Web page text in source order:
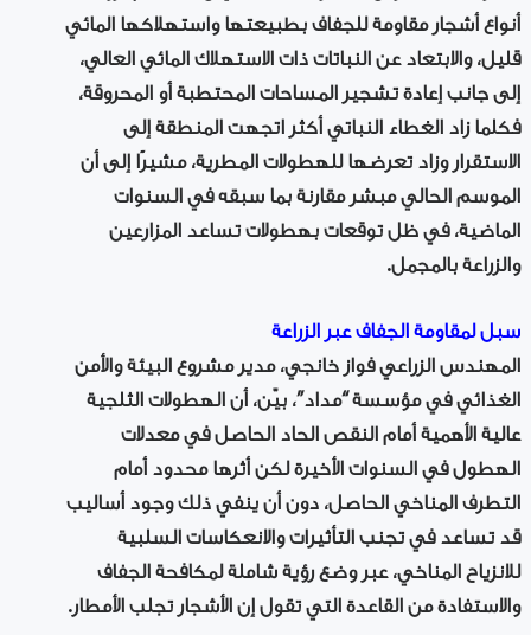
أنواع أشجار مقاومة للجفاف بطبيعتها واستهلاكها المائي
قليل، والابتعاد عن النباتات ذات الاستهلاك المائي العالي،
إلى جانب إعادة تشجير المساحات المحتطبة أو المحروقة،
فكلما زاد الغطاء النباتي أكثر اتجهت المنطقة إلى
الاستقرار وزاد تعرضها للهطولات المطرية، مشيرًا إلى أن
الموسم الحالي مبشر مقارنة بما سبقه في السنوات
الماضية، في ظل توقعات بهطولات تساعد المزارعين
والزراعة بالمجمل.
سبل لمقاومة الجفاف عبر الزراعة
المهندس الزراعي فواز خانجي، مدير مشروع البيئة والأمن
الغذائي في مؤسسة “مداد”، بيّن، أن الهطولات الثلجية
عالية الأهمية أمام النقص الحاد الحاصل في معدلات
الهطول في السنوات الأخيرة لكن أثرها محدود أمام
التطرف المناخي الحاصل، دون أن ينفي ذلك وجود أساليب
قد تساعد في تجنب التأثيرات والانعكاسات السلبية
للانزياح المناخي، عبر وضع رؤية شاملة لمكافحة الجفاف
والاستفادة من القاعدة التي تقول إن الأشجار تجلب الأمطار.